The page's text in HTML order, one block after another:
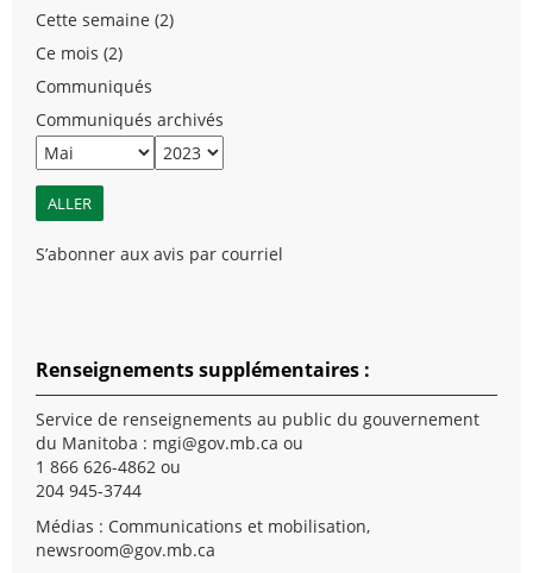
Cette semaine (2)
Ce mois (2)
Communiqués
Communiqués archivés
S’abonner aux avis par courriel
Renseignements supplémentaires :
Service de renseignements au public du gouvernement
du Manitoba : mgi@gov.mb.ca ou
1 866 626-4862 ou
204 945-3744
Médias : Communications et mobilisation,
newsroom@gov.mb.ca